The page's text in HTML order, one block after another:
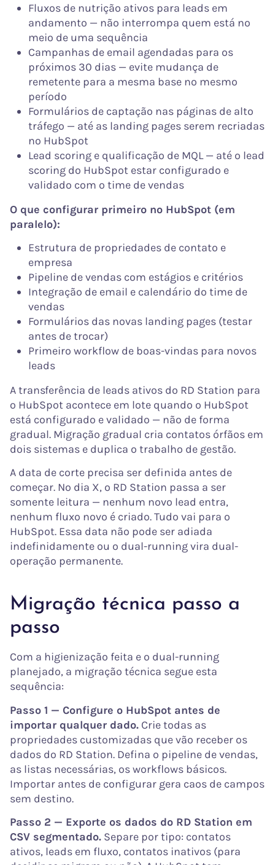
Fluxos de nutrição ativos para leads em
andamento — não interrompa quem está no
meio de uma sequência
Campanhas de email agendadas para os
próximos 30 dias — evite mudança de
remetente para a mesma base no mesmo
período
Formulários de captação nas páginas de alto
tráfego — até as landing pages serem recriadas
no HubSpot
Lead scoring e qualificação de MQL — até o lead
scoring do HubSpot estar configurado e
validado com o time de vendas
O que configurar primeiro no HubSpot (em
paralelo):
Estrutura de propriedades de contato e
empresa
Pipeline de vendas com estágios e critérios
Integração de email e calendário do time de
vendas
Formulários das novas landing pages (testar
antes de trocar)
Primeiro workflow de boas-vindas para novos
leads
A transferência de leads ativos do RD Station para
o HubSpot acontece em lote quando o HubSpot
está configurado e validado — não de forma
gradual. Migração gradual cria contatos órfãos em
dois sistemas e duplica o trabalho de gestão.
A data de corte precisa ser definida antes de
começar. No dia X, o RD Station passa a ser
somente leitura — nenhum novo lead entra,
nenhum fluxo novo é criado. Tudo vai para o
HubSpot. Essa data não pode ser adiada
indefinidamente ou o dual-running vira dual-
operação permanente.
Migração técnica passo a
passo
Com a higienização feita e o dual-running
planejado, a migração técnica segue esta
sequência:
Passo 1 — Configure o HubSpot antes de
importar qualquer dado. Crie todas as
propriedades customizadas que vão receber os
dados do RD Station. Defina o pipeline de vendas,
as listas necessárias, os workflows básicos.
Importar antes de configurar gera caos de campos
sem destino.
Passo 2 — Exporte os dados do RD Station em
CSV segmentado. Separe por tipo: contatos
ativos, leads em fluxo, contatos inativos (para